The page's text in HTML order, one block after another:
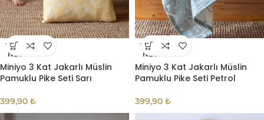
TÜKE
NDI
Miniyo 3 Kat Jakarlı Müslin
Pamuklu Pike Seti Sarı
399,90 ₺
TÜKE
NDI
Miniyo 3 Kat Jakarlı Müslin
Pamuklu Pike Seti Petrol
399,90 ₺